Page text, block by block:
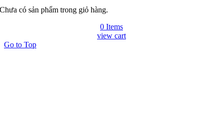
Chưa có sản phẩm trong giỏ hàng.
0 Items
view cart
Go to Top